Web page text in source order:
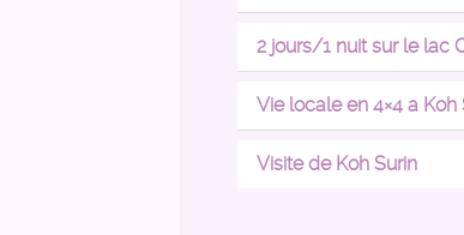
2 jours/1 nuit sur le lac
Vie locale en 4×4 a Koh
Visite de Koh Surin